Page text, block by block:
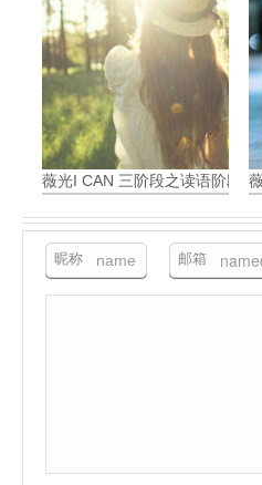
薇光I CAN 三阶段之读语阶段:(
昵称 邮箱